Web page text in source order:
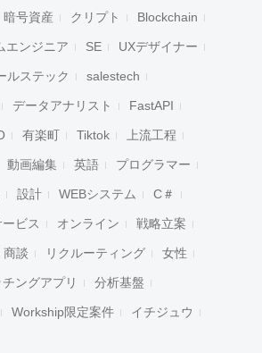
暗号資産 クリプト Blockchain
エンジニア SE UXデザイナー
ルステック salestech
データアナリスト FastAPI
有楽町 Tiktok 上流工程
動画編集 英語 プログラマー
設計 WEBシステム C＃
ビス オンライン 戦略立案
商談 リクルーティング 女性
チングアプリ 分析基盤
Workship限定案件 イチジュウ